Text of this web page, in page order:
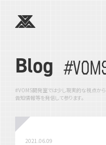
Blog
#VOMS開発室では少し現実的な視点か
告知情報等を発信して参ります。
2021.06.09